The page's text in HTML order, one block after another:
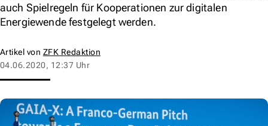
auch Spielregeln für Kooperationen zur digitalen
Energiewende festgelegt werden.
Artikel von ZFK Redaktion
04.06.2020, 12:37 Uhr